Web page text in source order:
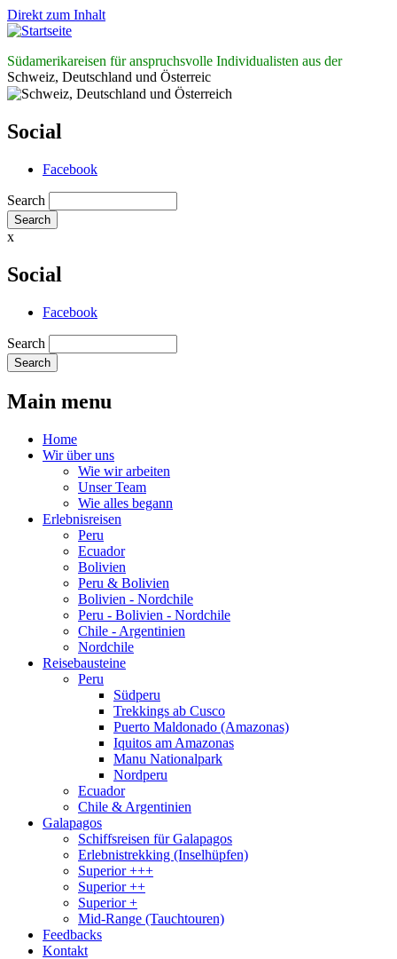
Direkt zum Inhalt
Südamerikareisen für anspruchsvolle Individualisten aus der
Schweiz, Deutschland und Österreic
Social
Facebook
Search
x
Social
Facebook
Search
Main menu
Home
Wir über uns
Wie wir arbeiten
Unser Team
Wie alles begann
Erlebnisreisen
Peru
Ecuador
Bolivien
Peru & Bolivien
Bolivien - Nordchile
Peru - Bolivien - Nordchile
Chile - Argentinien
Nordchile
Reisebausteine
Peru
Südperu
Trekkings ab Cusco
Puerto Maldonado (Amazonas)
Iquitos am Amazonas
Manu Nationalpark
Nordperu
Ecuador
Chile & Argentinien
Galapagos
Schiffsreisen für Galapagos
Erlebnistrekking (Inselhüpfen)
Superior +++
Superior ++
Superior +
Mid-Range (Tauchtouren)
Feedbacks
Kontakt